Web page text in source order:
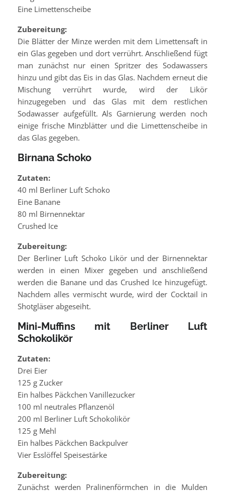
Eine Limettenscheibe
Zubereitung:
Die Blätter der Minze werden mit dem Limettensaft in
ein Glas gegeben und dort verrührt. Anschließend fügt
man zunächst nur einen Spritzer des Sodawassers
hinzu und gibt das Eis in das Glas. Nachdem erneut die
Mischung verrührt wurde, wird der Likör
hinzugegeben und das Glas mit dem restlichen
Sodawasser aufgefüllt. Als Garnierung werden noch
einige frische Minzblätter und die Limettenscheibe in
das Glas gegeben.
Birnana Schoko
Zutaten:
40 ml Berliner Luft Schoko
Eine Banane
80 ml Birnennektar
Crushed Ice
Zubereitung:
Der Berliner Luft Schoko Likör und der Birnennektar
werden in einen Mixer gegeben und anschließend
werden die Banane und das Crushed Ice hinzugefügt.
Nachdem alles vermischt wurde, wird der Cocktail in
Shotgläser abgeseiht.
Mini-Muffins mit Berliner Luft
Schokolikör
Zutaten:
Drei Eier
125 g Zucker
Ein halbes Päckchen Vanillezucker
100 ml neutrales Pflanzenöl
200 ml Berliner Luft Schokolikör
125 g Mehl
Ein halbes Päckchen Backpulver
Vier Esslöffel Speisestärke
Zubereitung:
Zunächst werden Pralinenförmchen in die Mulden